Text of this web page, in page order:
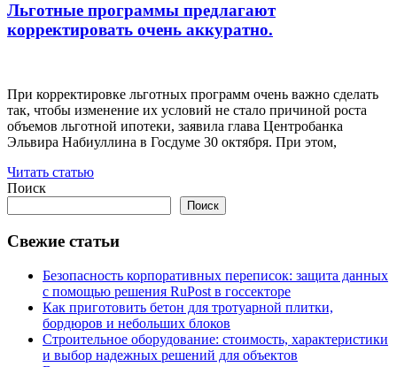
Льготные программы предлагают
корректировать очень аккуратно.
При корректировке льготных программ очень важно сделать
так, чтобы изменение их условий не стало причиной роста
объемов льготной ипотеки, заявила глава Центробанка
Эльвира Набиуллина в Госдуме 30 октября. При этом,
Читать статью
Поиск
Поиск
Свежие статьи
Безопасность корпоративных переписок: защита данных
с помощью решения RuPost в госсекторе
Как приготовить бетон для тротуарной плитки,
бордюров и небольших блоков
Строительное оборудование: стоимость, характеристики
и выбор надежных решений для объектов